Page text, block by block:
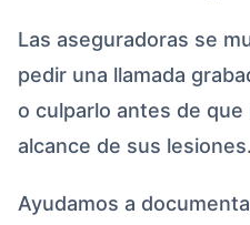
Las aseguradoras se
pedir una llamada
o culparlo antes de
alcance de sus lesiones.
Ayudamos a